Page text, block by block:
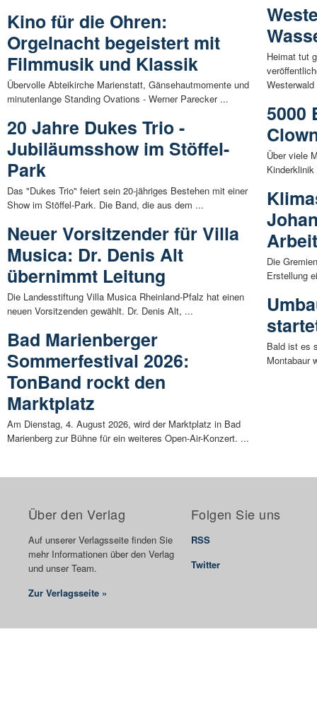
Kino für die Ohren:
Orgelnacht begeistert mit
Filmmusik und Klassik
Übervolle Abteikirche Marienstatt, Gänsehautmomente und
minutenlange Standing Ovations - Werner Parecker ...
20 Jahre Dukes Trio -
Jubiläumsshow im Stöffel-
Park
Das "Dukes Trio" feiert sein 20-jähriges Bestehen mit einer
Show im Stöffel-Park. Die Band, die aus dem ...
Neuer Vorsitzender für Villa
Musica: Dr. Denis Alt
übernimmt Leitung
Die Landesstiftung Villa Musica Rheinland-Pfalz hat einen
neuen Vorsitzenden gewählt. Dr. Denis Alt, ...
Bad Marienberger
Sommerfestival 2026:
TonBand rockt den
Marktplatz
Am Dienstag, 4. August 2026, wird der Marktplatz in Bad
Marienberg zur Bühne für ein weiteres Open-Air-Konzert. ...
Heimat tut
5000
Über viele
Die
Erstellung
Bald ist es
Montabaur
Über den Verlag
Auf unserer Verlagsseite finden Sie
mehr Informationen über den Verlag
und unser Team.
Zur Verlagsseite »
Folgen Sie uns
RSS
Twitter